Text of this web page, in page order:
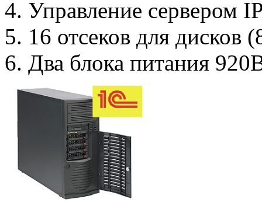
4. Управление сервером
5. 16 отсеков для дисков
6. Два блока питания